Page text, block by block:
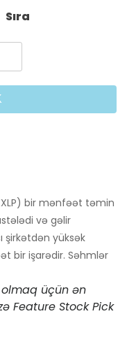
Sıra
bir mənfəət təmin
və gəlir
şirkətdən yüksək
bir işarədir. Səhmlər
üçün ən
Feature Stock Pick